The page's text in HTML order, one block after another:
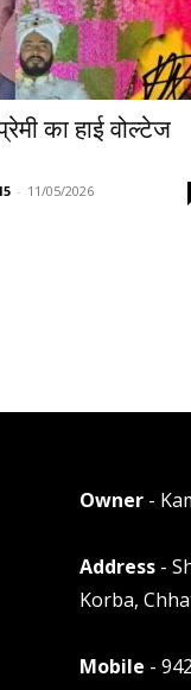
का हाई वोल्टेज
- 11/05/2026
Owner-
Address-
Korba,
Mobile -